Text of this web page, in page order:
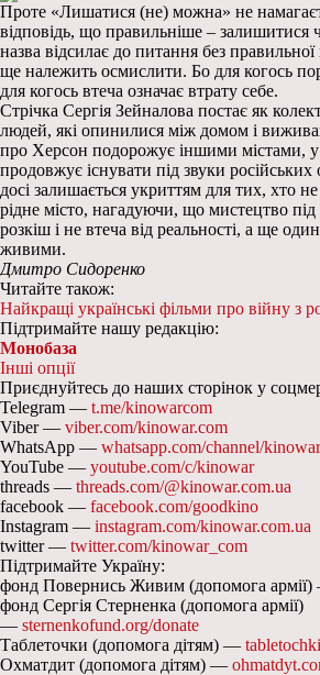
Проте «Лишатися (не) можна» не
відповідь, що правильніше – залишитися
назва відсилає до питання без
ще належить осмислити. Бо для когось
для когось втеча означає втрату себе.
Стрічка Сергія Зейналова постає як
людей, які опинилися між домом і
про Херсон подорожує іншими містами, у
продовжує існувати під звуки російських
досі залишається укриттям для тих, хто
рідне місто, нагадуючи, що мистецтво
розкіш і не втеча від реальності, а ще
живими.
Дмитро Сидоренко
Читайте також:
Найкращі українські фільми про війну з
Підтримайте нашу редакцію:
Монобаза
Інші опції
Приєднуйтесь до наших сторінок у
Telegram — t.me/kinowarcom
Viber — viber.com/kinowar.com
WhatsApp — whatsapp.com/channel/
YouTube — youtube.com/c/kinowar
threads — threads.com/@kinowar.com.ua
facebook — facebook.com/goodkino
Instagram — instagram.com/kinowar.com.ua
twitter — twitter.com/kinowar_com
Підтримайте Україну:
фонд Повернись Живим (допомога
фонд Сергія Стерненка (допомога армії)
— sternenkofund.org/donate
Таблеточки (допомога дітям) —
Охматдит (допомога дітям) —